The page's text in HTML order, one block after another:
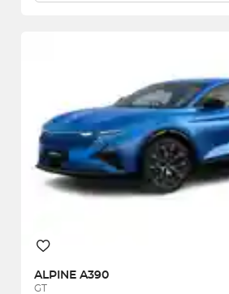
ALPINE A390
GT